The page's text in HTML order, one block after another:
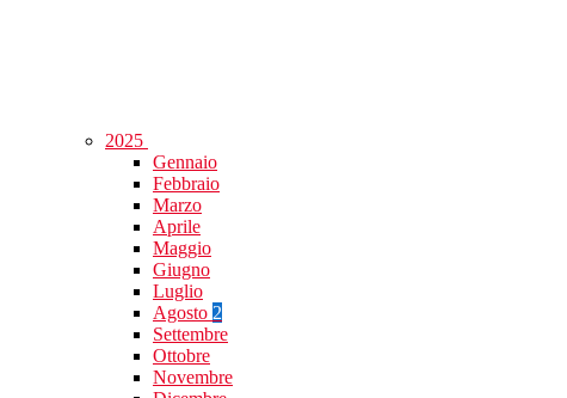
2025
Gennaio
Febbraio
Marzo
Aprile
Maggio
Giugno
Luglio
Agosto 2
Settembre
Ottobre
Novembre